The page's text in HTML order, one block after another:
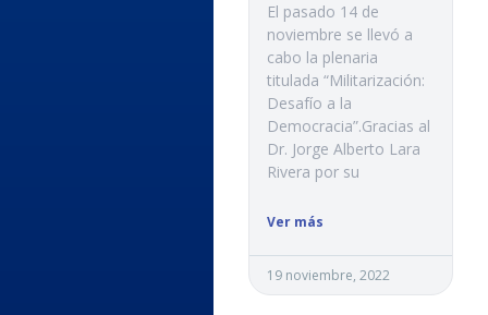
El pasado 14 de
noviembre se llevó a
cabo la plenaria
titulada “Militarización:
Desafío a la
Democracia”.Gracias al
Dr. Jorge Alberto Lara
Rivera por su
Ver más
19 noviembre, 2022